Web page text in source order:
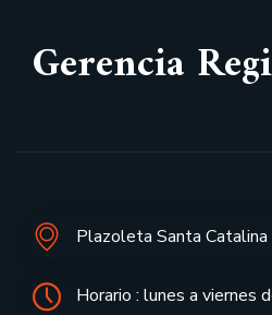
Gerencia
Plazoleta Santa Catalina
Horario : lunes a viernes